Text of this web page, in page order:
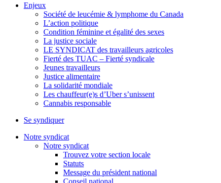
Enjeux
Société de leucémie & lymphome du Canada
L’action politique
Condition féminine et égalité des sexes
La justice sociale
LE SYNDICAT des travailleurs agricoles
Fierté des TUAC – Fierté syndicale
Jeunes travailleurs
Justice alimentaire
La solidarité mondiale
Les chauffeur(e)s d’Uber s’unissent
Cannabis responsable
Se syndiquer
Notre syndicat
Notre syndicat
Trouvez votre section locale
Statuts
Message du président national
Conseil national